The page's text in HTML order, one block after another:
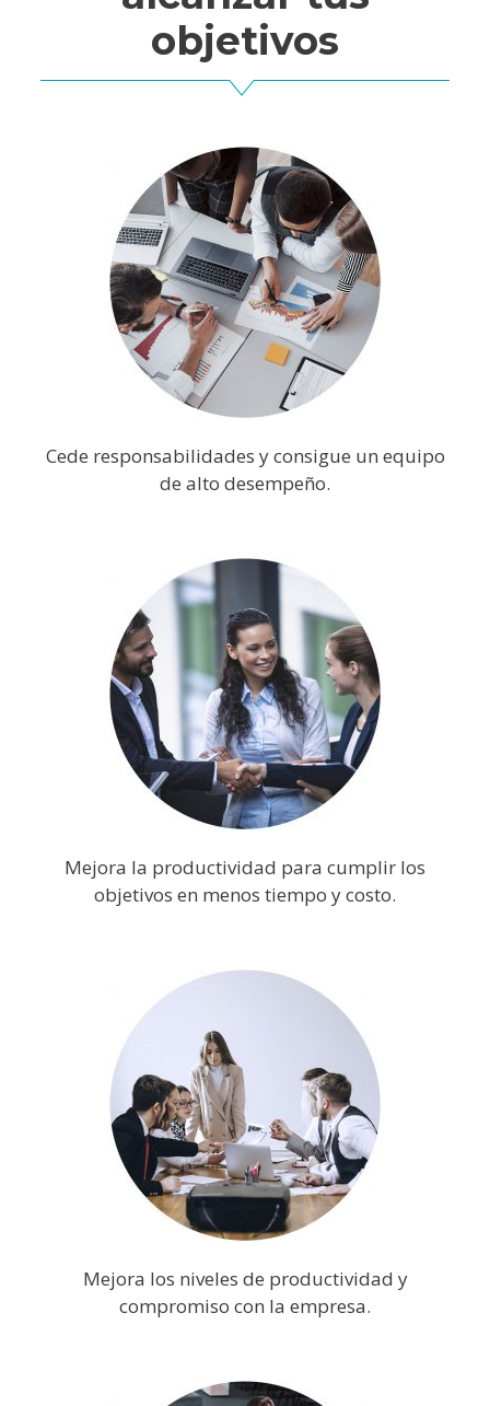
objetivos
Cede responsabilidades y consigue un equipo
de alto desempeño.
Mejora la productividad para cumplir los
objetivos en menos tiempo y costo.
Mejora los niveles de productividad y
compromiso con la empresa.